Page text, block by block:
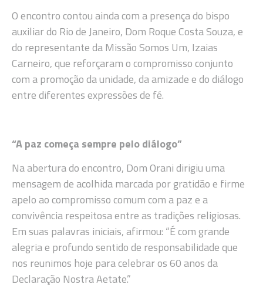
O encontro contou ainda com a presença do bispo
auxiliar do Rio de Janeiro, Dom Roque Costa Souza, e
do representante da Missão Somos Um, Izaias
Carneiro, que reforçaram o compromisso conjunto
com a promoção da unidade, da amizade e do diálogo
entre diferentes expressões de fé.
“A paz começa sempre pelo diálogo”
Na abertura do encontro, Dom Orani dirigiu uma
mensagem de acolhida marcada por gratidão e firme
apelo ao compromisso comum com a paz e a
convivência respeitosa entre as tradições religiosas.
Em suas palavras iniciais, afirmou: “É com grande
alegria e profundo sentido de responsabilidade que
nos reunimos hoje para celebrar os 60 anos da
Declaração Nostra Aetate.”